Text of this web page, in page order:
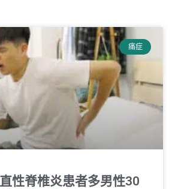
痛症
性脊椎炎患者多男性30